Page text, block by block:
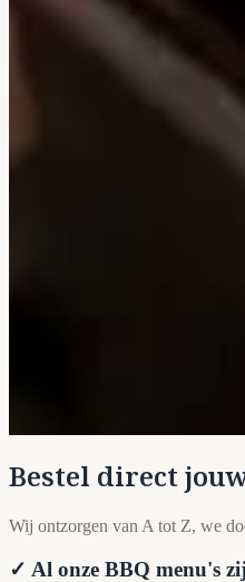
Bestel direct
Wij ontzorgen van A tot Z, we
✓ Al onze BBQ menu's